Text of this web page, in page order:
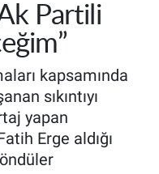
Partili
kapsamında
sıkıntıyı
yapan
Erge aldığı